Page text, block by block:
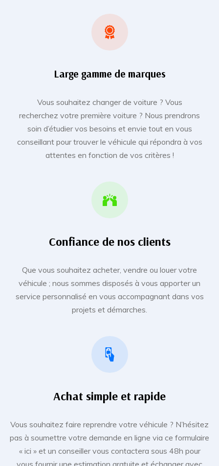
Large gamme de marques
Vous souhaitez changer de voiture ? Vous
recherchez votre première voiture ? Nous prendrons
soin d’étudier vos besoins et envie tout en vous
conseillant pour trouver le véhicule qui répondra à vos
attentes en fonction de vos critères !
Confiance de nos clients
Que vous souhaitez acheter, vendre ou louer votre
véhicule ; nous sommes disposés à vous apporter un
service personnalisé en vous accompagnant dans vos
projets et démarches.
Achat simple et rapide
Vous souhaitez faire reprendre votre véhicule ? N’hésitez
pas à soumettre votre demande en ligne via ce formulaire
« ici » et un conseiller vous contactera sous 48h pour